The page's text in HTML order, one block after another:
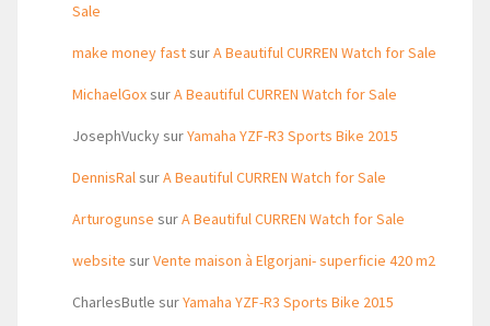
Sale
make money fastsurA Beautiful CURREN Watch for Sale
MichaelGoxsurA Beautiful CURREN Watch for Sale
JosephVuckysurYamaha YZF-R3 Sports Bike 2015
DennisRalsurA Beautiful CURREN Watch for Sale
Arturogunse surA Beautiful CURREN Watch for Sale
website surVente maison à Elgorjani- superficie 420 m2
CharlesButle surYamaha YZF-R3 Sports Bike 2015